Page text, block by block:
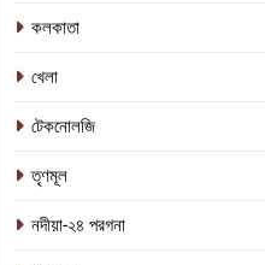
কলকাতা
খেলা
টেকনোলজি
তৃণমূল
নদীয়া-২৪ পরগনা